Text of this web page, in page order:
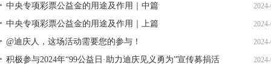
中央专项彩票公益金的用途及作用｜中篇
中央专项彩票公益金的用途及作用｜上篇
@迪庆人，这场活动需要您的参与！
积极参与2024年“99公益日·助力迪庆见义勇为”宣传募捐活